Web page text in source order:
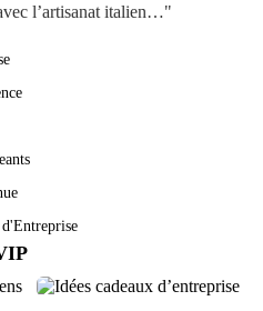
l’artisanat italien…"